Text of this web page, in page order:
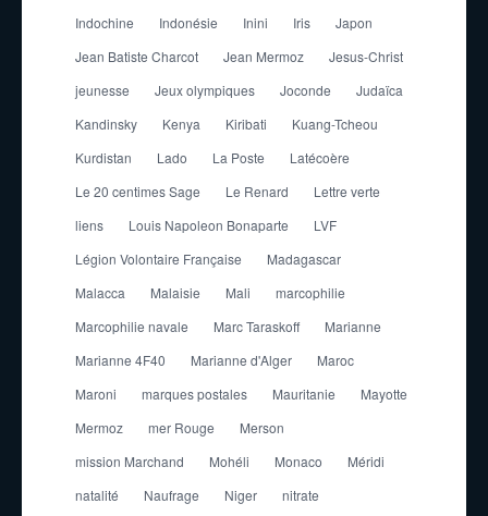
Indochine
Indonésie Inini Iris
Japon
Jean Batiste Charcot
Jean Mermoz
Jesus-Christ
jeunesse
Jeux olympiques Joconde
Judaïca
Kandinsky
Kenya Kiribati
Kuang-Tcheou
Kurdistan
Lado La Poste
Latécoère
Le 20 centimes Sage
Le Renard
Lettre verte
liens
Louis Napoleon Bonaparte
LVF
Légion Volontaire Française
Madagascar
Malacca
Malaisie Mali
marcophilie
Marcophilie navale
Marc Taraskoff
Marianne
Marianne 4F40
Marianne d'Alger
Maroc
Maroni
marques postales Mauritanie
Mayotte
Mermoz
mer Rouge
Merson
mission Marchand
Mohéli Monaco
Méridi
natalité
Naufrage Niger
nitrate